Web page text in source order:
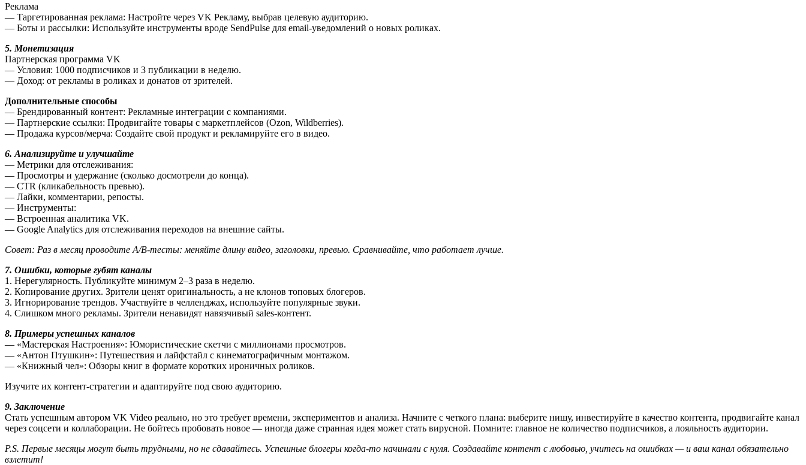
Реклама
— Таргетированная реклама: Настройте через VK Рекламу, выбрав целевую аудиторию.
— Боты и рассылки: Используйте инструменты вроде SendPulse для email-уведомлений о новых роликах.
5. Монетизация
Партнерская программа VK
— Условия: 1000 подписчиков и 3 публикации в неделю.
— Доход: от рекламы в роликах и донатов от зрителей.
Дополнительные способы
— Брендированный контент: Рекламные интеграции с компаниями.
— Партнерские ссылки: Продвигайте товары с маркетплейсов (Ozon, Wildberries).
— Продажа курсов/мерча: Создайте свой продукт и рекламируйте его в видео.
6. Анализируйте и улучшайте
— Метрики для отслеживания:
— Просмотры и удержание (сколько досмотрели до конца).
— CTR (кликабельность превью).
— Лайки, комментарии, репосты.
— Инструменты:
— Встроенная аналитика VK.
— Google Analytics для отслеживания переходов на внешние сайты.
Совет: Раз в месяц проводите A/B-тесты: меняйте длину видео, заголовки, превью. Сравнивайте, что работает лучше.
7. Ошибки, которые губят каналы
1. Нерегулярность. Публикуйте минимум 2–3 раза в неделю.
2. Копирование других. Зрители ценят оригинальность, а не клонов топовых блогеров.
3. Игнорирование трендов. Участвуйте в челленджах, используйте популярные звуки.
4. Слишком много рекламы. Зрители ненавидят навязчивый sales-контент.
8. Примеры успешных каналов
— «Мастерская Настроения»: Юмористические скетчи с миллионами просмотров.
— «Антон Птушкин»: Путешествия и лайфстайл с кинематографичным монтажом.
— «Книжный чел»: Обзоры книг в формате коротких ироничных роликов.
Изучите их контент-стратегии и адаптируйте под свою аудиторию.
9. Заключение
Стать успешным автором VK Video реально, но это требует времени, экспериментов и анализа. Начните с четкого плана: выберите нишу, инвестируйте в качество контента, продвигайте канал
через соцсети и коллаборации. Не бойтесь пробовать новое — иногда даже странная идея может стать вирусной. Помните: главное не количество подписчиков, а лояльность аудитории.
P.S. Первые месяцы могут быть трудными, но не сдавайтесь. Успешные блогеры когда-то начинали с нуля. Создавайте контент с любовью, учитесь на ошибках — и ваш канал обязательно
взлетит!